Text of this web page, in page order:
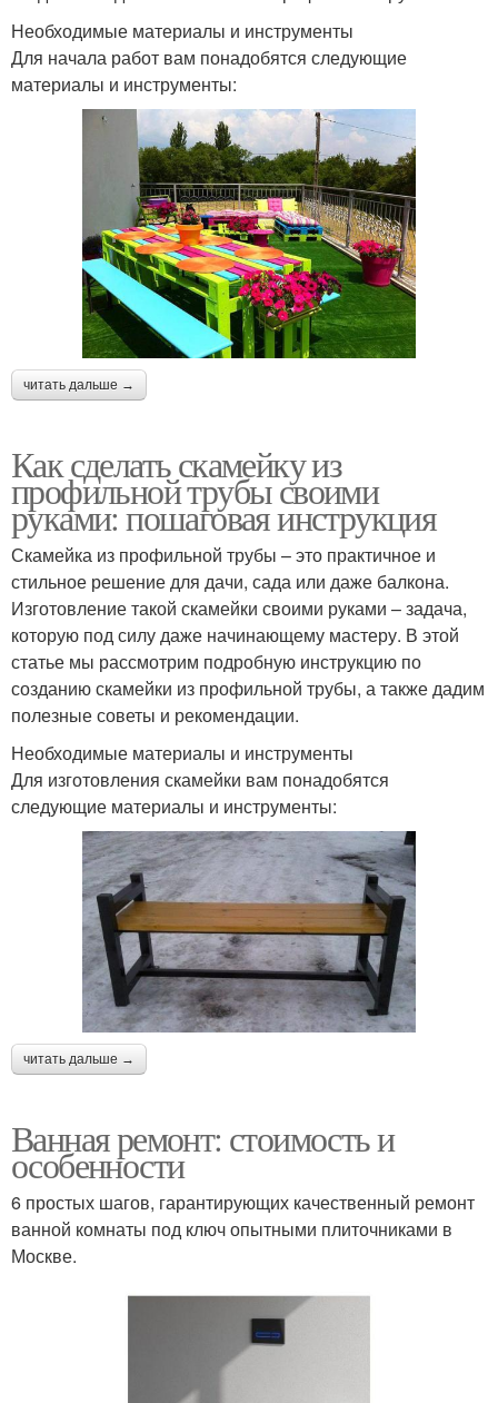
Необходимые материалы и инструменты
Для начала работ вам понадобятся следующие
материалы и инструменты:
читать дальше →
Как сделать скамейку из
профильной трубы своими
руками: пошаговая инструкция
Скамейка из профильной трубы – это практичное и
стильное решение для дачи, сада или даже балкона.
Изготовление такой скамейки своими руками – задача,
которую под силу даже начинающему мастеру. В этой
статье мы рассмотрим подробную инструкцию по
созданию скамейки из профильной трубы, а также дадим
полезные советы и рекомендации.
Необходимые материалы и инструменты
Для изготовления скамейки вам понадобятся
следующие материалы и инструменты:
читать дальше →
Ванная ремонт: стоимость и
особенности
6 простых шагов, гарантирующих качественный ремонт
ванной комнаты под ключ опытными плиточниками в
Москве.